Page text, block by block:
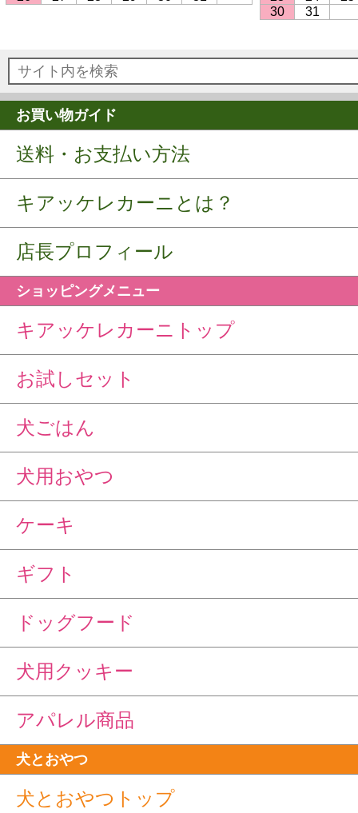
30
31
お買い物ガイド
送料・お支払い方法
キアッケレカーニとは？
店長プロフィール
ショッピングメニュー
キアッケレカーニトップ
お試しセット
犬ごはん
犬用おやつ
ケーキ
ギフト
ドッグフード
犬用クッキー
アパレル商品
犬とおやつ
犬とおやつトップ